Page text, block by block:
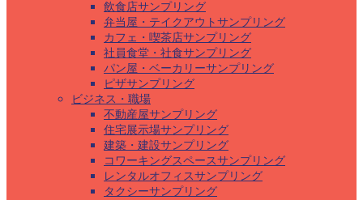
飲食店サンプリング
弁当屋・テイクアウトサンプリング
カフェ・喫茶店サンプリング
社員食堂・社食サンプリング
パン屋・ベーカリーサンプリング
ピザサンプリング
ビジネス・職場
不動産屋サンプリング
住宅展示場サンプリング
建築・建設サンプリング
コワーキングスペースサンプリング
レンタルオフィスサンプリング
タクシーサンプリング